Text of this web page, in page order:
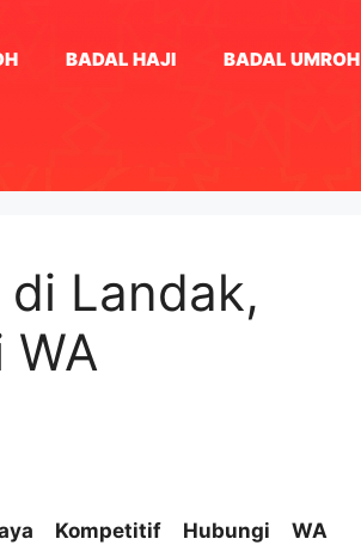
BADAL HAJI BADAL UMROH
Landak,
WA
Kompetitif Hubungi WA